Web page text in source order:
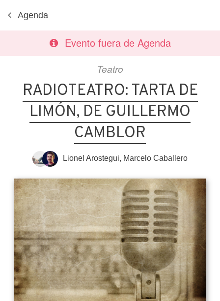
Agenda
Evento fuera de Agenda
Teatro
RADIOTEATRO: TARTA DE
LIMÓN, DE GUILLERMO
CAMBLOR
Lionel Arostegui, Marcelo Caballero